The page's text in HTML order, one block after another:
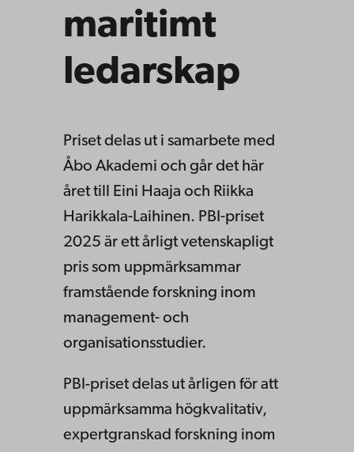
maritimt
ledarskap
Priset delas ut i samarbete med
Åbo Akademi och går det här
året till Eini Haaja och Riikka
Harikkala-Laihinen. PBI-priset
2025 är ett årligt vetenskapligt
pris som uppmärksammar
framstående forskning inom
management- och
organisationsstudier.
PBI-priset delas ut årligen för att
uppmärksamma högkvalitativ,
expertgranskad forskning inom